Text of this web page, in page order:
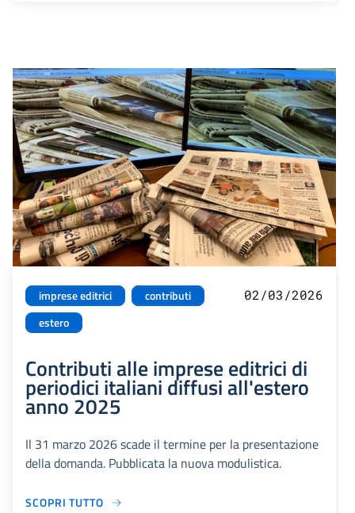
imprese editrici
contributi
estero
02/03/2026
Contributi alle imprese editrici di
periodici italiani diffusi all'estero
anno 2025
Il 31 marzo 2026 scade il termine per la presentazione
della domanda. Pubblicata la nuova modulistica.
SCOPRI TUTTO